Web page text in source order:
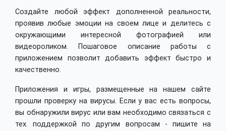
Создайте любой эффект дополненной реальности,
проявив любые эмоции на своем лице и делитесь с
окружающими интересной фотографией или
видеороликом. Пошаговое описание работы с
приложением позволит добавить эффект быстро и
качественно.
Приложения и игры, размещенные на нашем сайте
прошли проверку на вирусы. Если у вас есть вопросы,
вы обнаружили вирус или вам необходимо связаться с
тех. поддержкой по другим вопросам - пишите на